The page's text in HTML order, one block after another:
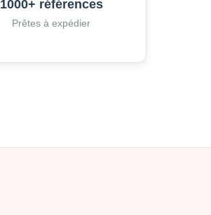
1000+ références
Prêtes à expédier